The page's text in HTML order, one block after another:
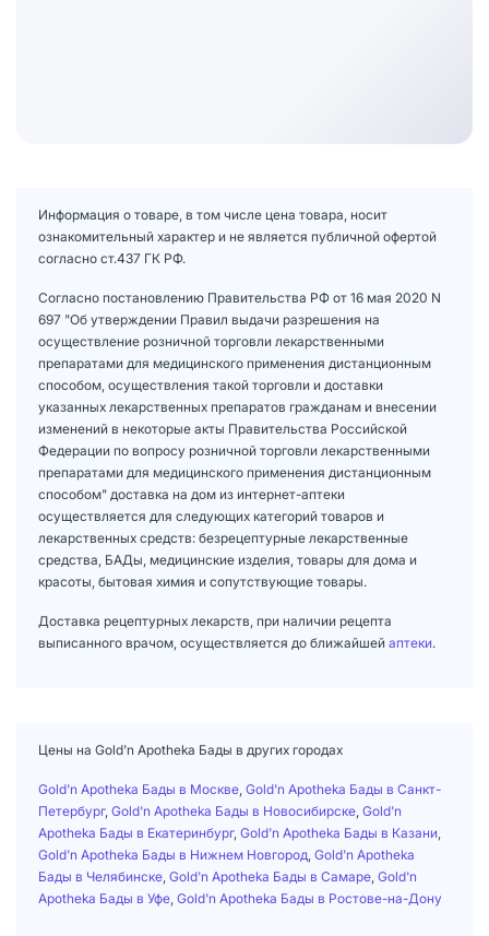
Информация о товаре, в том числе цена товара, носит
ознакомительный характер и не является публичной офертой
согласно ст.437 ГК РФ.
Согласно постановлению Правительства РФ от 16 мая 2020 N
697 "Об утверждении Правил выдачи разрешения на
осуществление розничной торговли лекарственными
препаратами для медицинского применения дистанционным
способом, осуществления такой торговли и доставки
указанных лекарственных препаратов гражданам и внесении
изменений в некоторые акты Правительства Российской
Федерации по вопросу розничной торговли лекарственными
препаратами для медицинского применения дистанционным
способом" доставка на дом из интернет-аптеки
осуществляется для следующих категорий товаров и
лекарственных средств: безрецептурные лекарственные
средства, БАДы, медицинские изделия, товары для дома и
красоты, бытовая химия и сопутствующие товары.
Доставка рецептурных лекарств, при наличии рецепта
выписанного врачом, осуществляется до ближайшей аптеки.
Цены на Gold'n Apotheka Бады в других городах
Gold'n Apotheka Бады в Москве Gold'n Apotheka Бады в Санкт-
Петербург, Gold'n Apotheka Бады в Новосибирске Gold'n
Apotheka Бады в Екатеринбург, Gold'n Apotheka Бады в Казани
Gold'n Apotheka Бады в Нижнем Новгород Gold'n Apotheka
Бады в Челябинске Gold'n Apotheka Бады в Самаре Gold'n
Apotheka Бады в Уфе Gold'n Apotheka Бады в Ростове-на-Дону